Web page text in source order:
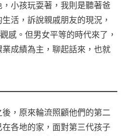
小孩玩耍著，我則是聽著爸
活，訴說親戚朋友的現況，
感。但男女平等的時代來了，
成績為主，聊起話來，也就
，原來輪流照顧他們的第二
各地的家，面對第三代孩子